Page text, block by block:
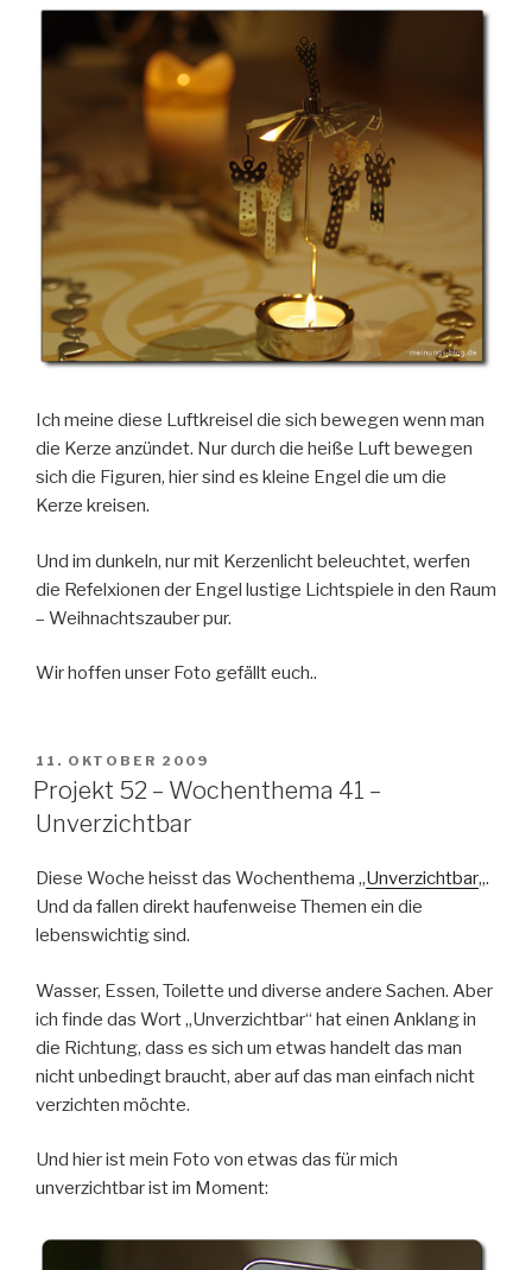
Ich meine diese Luftkreisel die sich bewegen wenn man
die Kerze anzündet. Nur durch die heiße Luft bewegen
sich die Figuren, hier sind es kleine Engel die um die
Kerze kreisen.
Und im dunkeln, nur mit Kerzenlicht beleuchtet, werfen
die Refelxionen der Engel lustige Lichtspiele in den Raum
– Weihnachtszauber pur.
Wir hoffen unser Foto gefällt euch..
VERÖFFENTLICHT
AM
11. OKTOBER 2009
Projekt 52 – Wochenthema 41 –
Unverzichtbar
Diese Woche heisst das Wochenthema „Unverzichtbar„.
Und da fallen direkt haufenweise Themen ein die
lebenswichtig sind.
Wasser, Essen, Toilette und diverse andere Sachen. Aber
ich finde das Wort „Unverzichtbar“ hat einen Anklang in
die Richtung, dass es sich um etwas handelt das man
nicht unbedingt braucht, aber auf das man einfach nicht
verzichten möchte.
Und hier ist mein Foto von etwas das für mich
unverzichtbar ist im Moment: